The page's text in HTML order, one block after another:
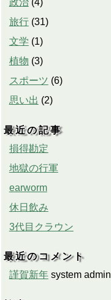
旅行 (31)
文学 (1)
植物 (3)
スポーツ (6)
思い出 (2)
最近の記事
損得勘定
地獄の行軍
earworm
休日飲み
3代目クラウン
最近のコメント
謹賀新年 system admin